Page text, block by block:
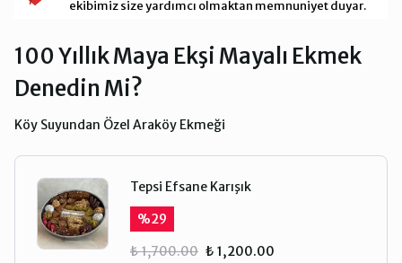
ekibimiz size yardımcı olmaktan memnuniyet duyar.
100 Yıllık Maya Ekşi Mayalı Ekmek
Denedin Mi?
Köy Suyundan Özel Araköy Ekmeği
Tepsi Efsane Karışık
%29
₺ 1,700.00 ₺ 1,200.00